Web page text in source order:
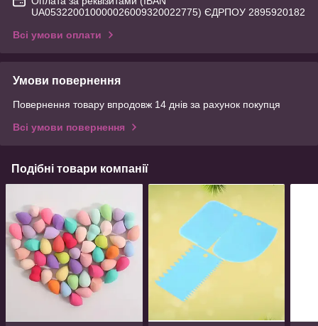
UA053220010000026009320022775) ЄДРПОУ 2895920182
Всі умови оплати
Умови повернення
Повернення товару впродовж 14 днів за рахунок покупця
Всі умови повернення
Подібні товари компанії